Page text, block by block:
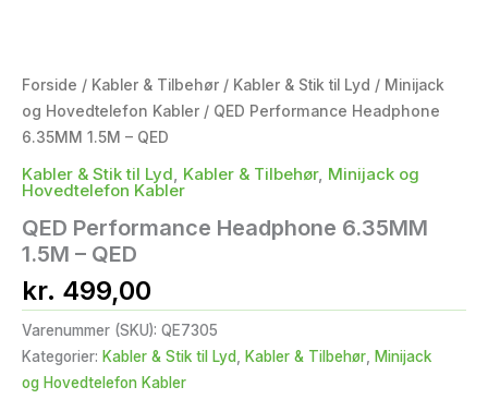
Forside / Kabler & Tilbehør / Kabler & Stik til Lyd / Minijack
og Hovedtelefon Kabler / QED Performance Headphone
6.35MM 1.5M – QED
Kabler & Stik til Lyd Kabler & Tilbehør, Minijack og
Hovedtelefon Kabler
QED Performance Headphone 6.35MM
1.5M – QED
kr. 499,00
Varenummer (SKU): QE7305
Kategorier: Kabler & Stik til Lyd, Kabler & Tilbehør, Minijack
og Hovedtelefon Kabler